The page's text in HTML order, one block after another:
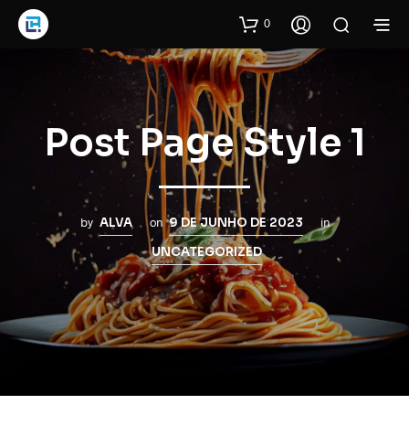
0
Post Page Style 1
by ALVA on 9 DE JUNHO DE 2023 in
UNCATEGORIZED